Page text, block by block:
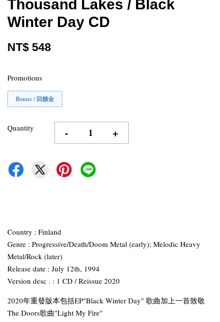
Thousand Lakes / Black
Winter Day CD
NT$ 548
Promotions
Bonus / 回饋金
Quantity - +
Country : Finland
Genre : Progressive/Death/Doom Metal (early); Melodic Heavy
Metal/Rock (later)
Release date : July 12th, 1994
Version desc . : 1 CD / Reissue 2020
2020年重發版本包括EP"Black Winter Day" 歌曲加上一首致敬
The Doors歌曲"Light My Fire"